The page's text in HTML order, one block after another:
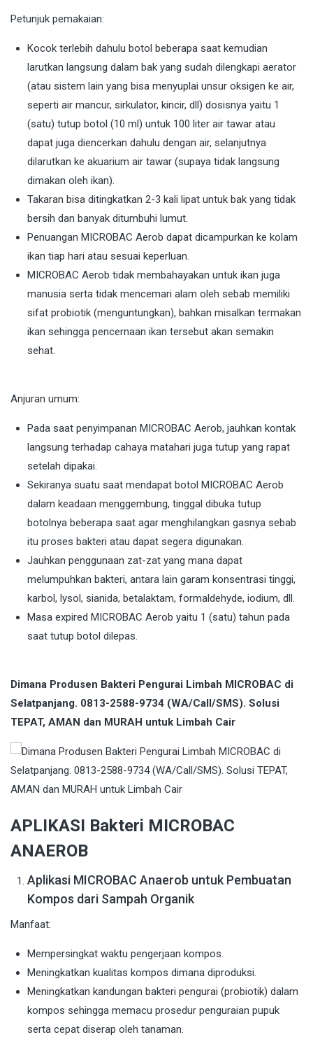
Petunjuk pemakaian:
Kocok terlebih dahulu botol beberapa saat kemudian
larutkan langsung dalam bak yang sudah dilengkapi aerator
(atau sistem lain yang bisa menyuplai unsur oksigen ke air,
seperti air mancur, sirkulator, kincir, dll) dosisnya yaitu 1
(satu) tutup botol (10 ml) untuk 100 liter air tawar atau
dapat juga diencerkan dahulu dengan air, selanjutnya
dilarutkan ke akuarium air tawar (supaya tidak langsung
dimakan oleh ikan).
Takaran bisa ditingkatkan 2-3 kali lipat untuk bak yang tidak
bersih dan banyak ditumbuhi lumut.
Penuangan MICROBAC Aerob dapat dicampurkan ke kolam
ikan tiap hari atau sesuai keperluan.
MICROBAC Aerob tidak membahayakan untuk ikan juga
manusia serta tidak mencemari alam oleh sebab memiliki
sifat probiotik (menguntungkan), bahkan misalkan termakan
ikan sehingga pencernaan ikan tersebut akan semakin
sehat.
Anjuran umum:
Pada saat penyimpanan MICROBAC Aerob, jauhkan kontak
langsung terhadap cahaya matahari juga tutup yang rapat
setelah dipakai.
Sekiranya suatu saat mendapat botol MICROBAC Aerob
dalam keadaan menggembung, tinggal dibuka tutup
botolnya beberapa saat agar menghilangkan gasnya sebab
itu proses bakteri atau dapat segera digunakan.
Jauhkan penggunaan zat-zat yang mana dapat
melumpuhkan bakteri, antara lain garam konsentrasi tinggi,
karbol, lysol, sianida, betalaktam, formaldehyde, iodium, dll.
Masa expired MICROBAC Aerob yaitu 1 (satu) tahun pada
saat tutup botol dilepas.
Dimana Produsen Bakteri Pengurai Limbah MICROBAC di
Selatpanjang. 0813-2588-9734 (WA/Call/SMS). Solusi
TEPAT, AMAN dan MURAH untuk Limbah Cair
APLIKASI Bakteri MICROBAC
ANAEROB
Aplikasi MICROBAC Anaerob untuk Pembuatan
Kompos dari Sampah Organik
Manfaat:
Mempersingkat waktu pengerjaan kompos.
Meningkatkan kualitas kompos dimana diproduksi.
Meningkatkan kandungan bakteri pengurai (probiotik) dalam
kompos sehingga memacu prosedur penguraian pupuk
serta cepat diserap oleh tanaman.